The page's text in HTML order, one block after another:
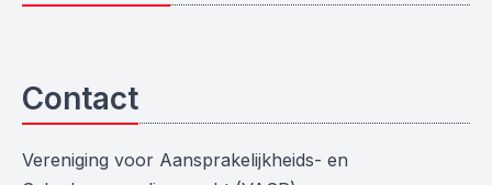
Contact
Vereniging voor Aansprakelijkheids- en